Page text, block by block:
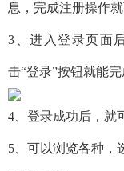
息，完成注册操作就
3、进入登录页面
击“登录”按钮就能完
4、登录成功后，就
5、可以浏览各种，